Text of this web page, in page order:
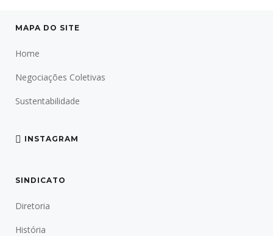
MAPA DO SITE
Home
Negociações Coletivas
Sustentabilidade
INSTAGRAM
SINDICATO
Diretoria
História